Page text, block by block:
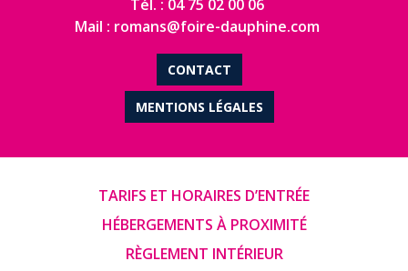
Tél. : 04 75 02 00 06
Mail : romans@foire-dauphine.com
CONTACT
MENTIONS LÉGALES
TARIFS ET HORAIRES D’ENTRÉE
HÉBERGEMENTS À PROXIMITÉ
RÈGLEMENT INTÉRIEUR